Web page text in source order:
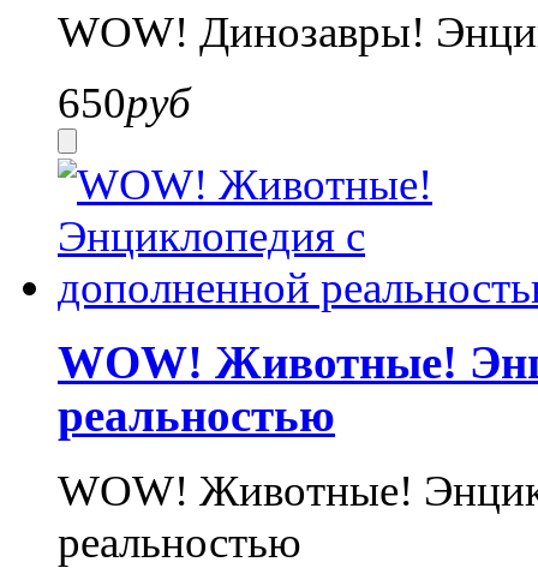
WOW! Динозавры!
650руб
WOW! Животные!
реальностью
WOW! Животные!
реальностью